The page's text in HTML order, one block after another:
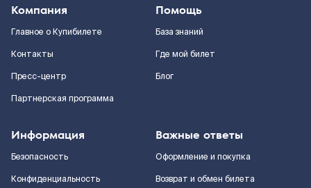
Компания
Главное о Купибилете
Контакты
Пресс-центр
Партнерская программа
Помощь
База знаний
Где мой билет
Блог
Информация
Безопасность
Конфиденциальность
Важные ответы
Оформление и покупка
Возврат и обмен билета